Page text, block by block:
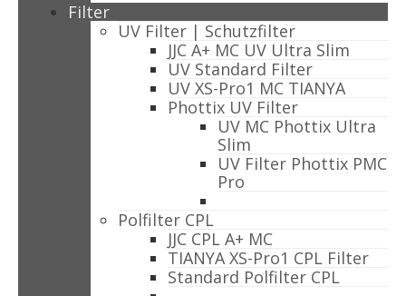
Filter
UV Filter | Schutzfilter
JJC A+ MC UV Ultra Slim
UV Standard Filter
UV XS-Pro1 MC TIANYA
Phottix UV Filter
UV MC Phottix Ultra
Slim
UV Filter Phottix PMC
Pro
Polfilter CPL
JJC CPL A+ MC
TIANYA XS-Pro1 CPL Filter
Standard Polfilter CPL